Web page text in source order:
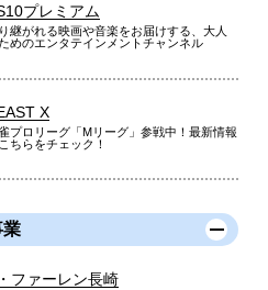
プレミアム
継がれる映画や音楽をお届けする、大人
めのエンタテインメントチャンネル
X
プロリーグ「Mリーグ」参戦中！最新情報
ちらをチェック！
業
ファーレン長崎